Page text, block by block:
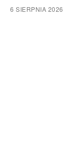
6 SIERPNIA 2026